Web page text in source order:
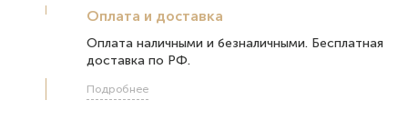
Оплата и доставка
Оплата наличными и безналичными. Бесплатная
доставка по РФ.
Подробнее